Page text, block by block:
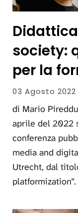
society:
per la
03 Agosto
di Mario
aprile del 2022
conferenza
media and
Utrecht, dal
platformization”.